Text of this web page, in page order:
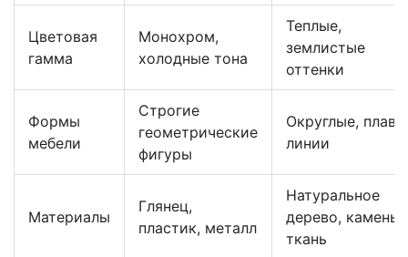
Цветовая
гамма
Монохром,
холодные тона
Теплые,
землистые
оттенки
Формы
мебели
Строгие
геометрические
фигуры
Округлые,
линии
Материалы
Глянец,
пластик, металл
Натуральное
дерево, камень,
ткань